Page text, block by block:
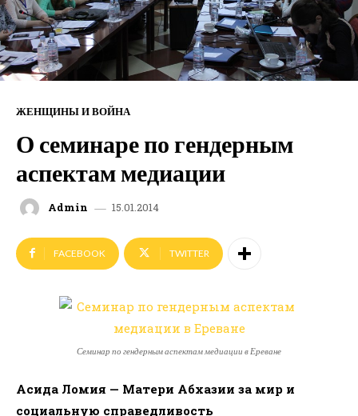
ЖЕНЩИНЫ И ВОЙНА
О семинаре по гендерным
аспектам медиации
Admin 15.01.2014
FACEBOOK TWITTER
Семинар по гендерным аспектам медиации в Ереване
Асида Ломия — Матери Абхазии за мир и
социальную справедливость